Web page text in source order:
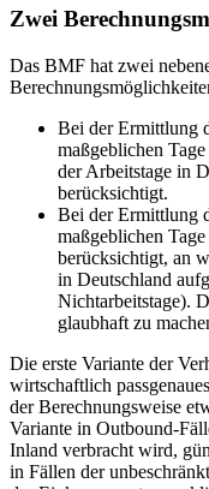
Zwei
Das BMF hat zwei
Bei der Ermittlung
maßgeblichen
der Arbeitstage in
berücksichtigt.
Bei der Ermittlung
maßgeblichen
berücksichtigt, an
in Deutschland
Nichtarbeitstage).
glaubhaft zu
Die erste Variante der
wirtschaftlich
der Berechnungsweise
Variante in Outbound-
Inland verbracht wird,
in Fällen der